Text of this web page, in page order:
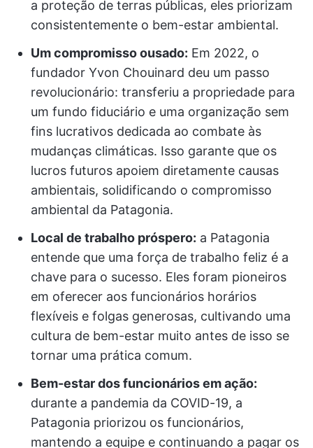
a proteção de terras públicas, eles priorizam
consistentemente o bem-estar ambiental.
Um compromisso ousado: Em 2022, o
fundador Yvon Chouinard deu um passo
revolucionário: transferiu a propriedade para
um fundo fiduciário e uma organização sem
fins lucrativos dedicada ao combate às
mudanças climáticas. Isso garante que os
lucros futuros apoiem diretamente causas
ambientais, solidificando o compromisso
ambiental da Patagonia.
Local de trabalho próspero: a Patagonia
entende que uma força de trabalho feliz é a
chave para o sucesso. Eles foram pioneiros
em oferecer aos funcionários horários
flexíveis e folgas generosas, cultivando uma
cultura de bem-estar muito antes de isso se
tornar uma prática comum.
Bem-estar dos funcionários em ação:
durante a pandemia da COVID-19, a
Patagonia priorizou os funcionários,
mantendo a equipe e continuando a pagar os